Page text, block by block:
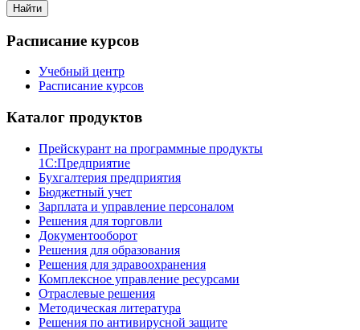
Расписание курсов
Учебный центр
Расписание курсов
Каталог продуктов
Прейскурант на программные продукты
1С:Предприятие
Бухгалтерия предприятия
Бюджетный учет
Зарплата и управление персоналом
Решения для торговли
Документооборот
Решения для образования
Решения для здравоохранения
Комплексное управление ресурсами
Отраслевые решения
Методическая литература
Решения по антивирусной защите